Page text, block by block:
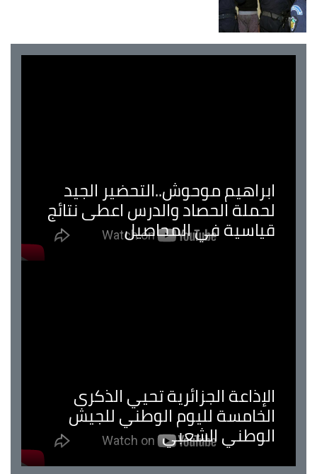
ابراهيم موحوش..التحضير الجيد
لحملة الحصاد والدرس اعطى نتائج
قياسية في المحاصيل
الإذاعة الجزائرية تحيي الذكرى
الخامسة لليوم الوطني للجيش
الوطني الشعبي